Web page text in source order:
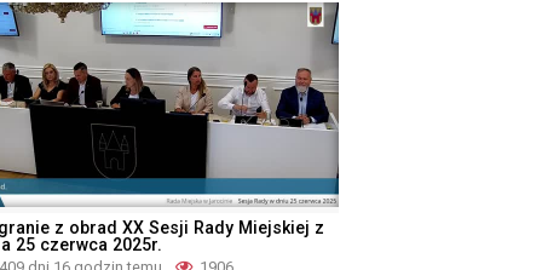
z obrad XX Sesji Rady Miejskiej z
25 czerwca 2025r.
409 dni 16 godzin temu 1906